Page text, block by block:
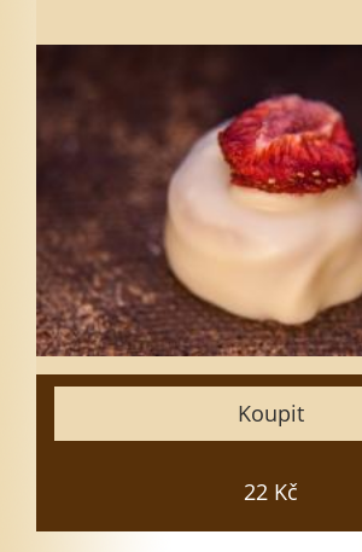
Koupit
22 Kč
Vyberte množství
1
25
30
35
Vložit do košíku